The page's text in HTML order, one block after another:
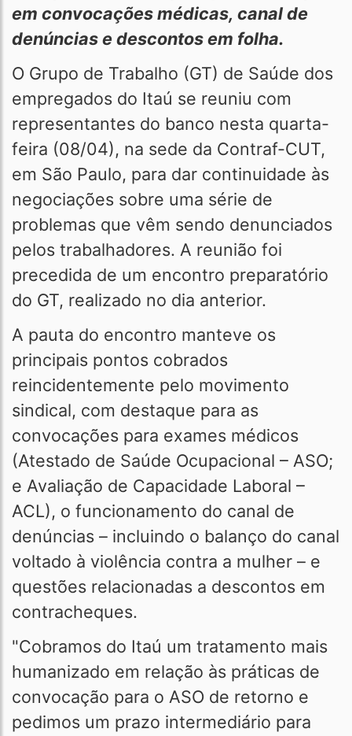
em convocações médicas, canal de
denúncias e descontos em folha.
O Grupo de Trabalho (GT) de Saúde dos
empregados do Itaú se reuniu com
representantes do banco nesta quarta-
feira (08/04), na sede da Contraf-CUT,
em São Paulo, para dar continuidade às
negociações sobre uma série de
problemas que vêm sendo denunciados
pelos trabalhadores. A reunião foi
precedida de um encontro preparatório
do GT, realizado no dia anterior.
A pauta do encontro manteve os
principais pontos cobrados
reincidentemente pelo movimento
sindical, com destaque para as
convocações para exames médicos
(Atestado de Saúde Ocupacional – ASO;
e Avaliação de Capacidade Laboral –
ACL), o funcionamento do canal de
denúncias – incluindo o balanço do canal
voltado à violência contra a mulher – e
questões relacionadas a descontos em
contracheques.
"Cobramos do Itaú um tratamento mais
humanizado em relação às práticas de
convocação para o ASO de retorno e
pedimos um prazo intermediário para